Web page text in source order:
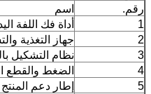
رقم.
اسم
1
أداة فك اللفة
2
جهاز التغذية
3
نظام التشكيل
4
الضغط والقطع
5
إطار دعم المنتج